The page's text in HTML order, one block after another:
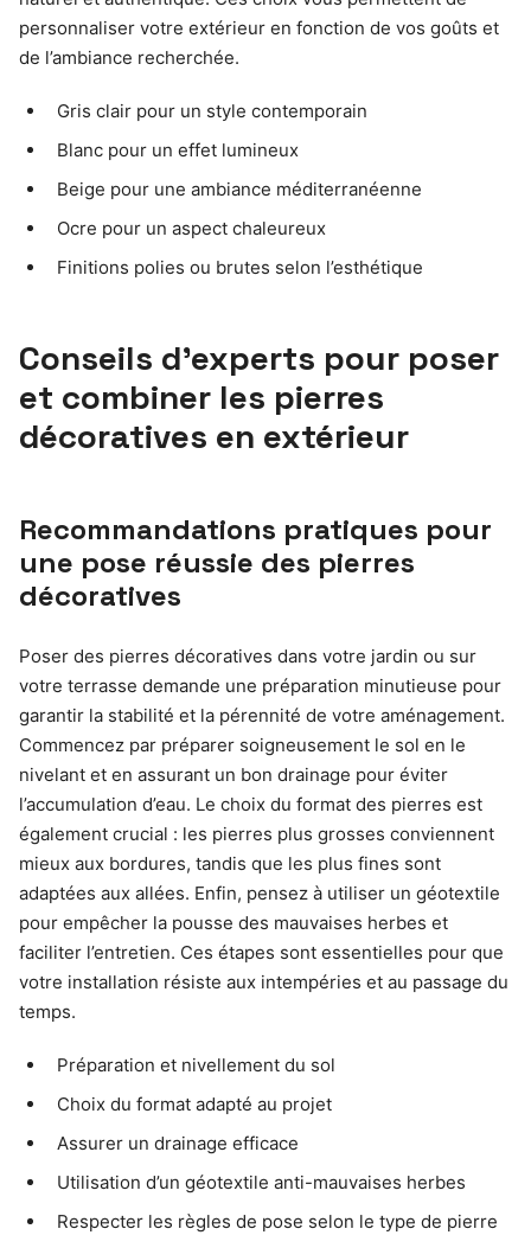
personnaliser votre extérieur en fonction de vos goûts et
de l’ambiance recherchée.
Gris clair pour un style contemporain
Blanc pour un effet lumineux
Beige pour une ambiance méditerranéenne
Ocre pour un aspect chaleureux
Finitions polies ou brutes selon l’esthétique
Conseils d’experts pour poser
et combiner les pierres
décoratives en extérieur
Recommandations pratiques pour
une pose réussie des pierres
décoratives
Poser des pierres décoratives dans votre jardin ou sur
votre terrasse demande une préparation minutieuse pour
garantir la stabilité et la pérennité de votre aménagement.
Commencez par préparer soigneusement le sol en le
nivelant et en assurant un bon drainage pour éviter
l’accumulation d’eau. Le choix du format des pierres est
également crucial : les pierres plus grosses conviennent
mieux aux bordures, tandis que les plus fines sont
adaptées aux allées. Enfin, pensez à utiliser un géotextile
pour empêcher la pousse des mauvaises herbes et
faciliter l’entretien. Ces étapes sont essentielles pour que
votre installation résiste aux intempéries et au passage du
temps.
Préparation et nivellement du sol
Choix du format adapté au projet
Assurer un drainage efficace
Utilisation d’un géotextile anti-mauvaises herbes
Respecter les règles de pose selon le type de pierre